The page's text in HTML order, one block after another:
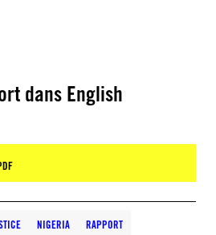
dans English
NIGERIA RAPPORT